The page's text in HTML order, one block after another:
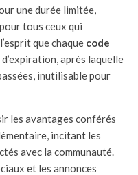
une durée limitée,
tous ceux qui
que chaque code
après laquelle
inutilisable pour
les avantages conférés
incitant les
avec la communauté.
et les annonces